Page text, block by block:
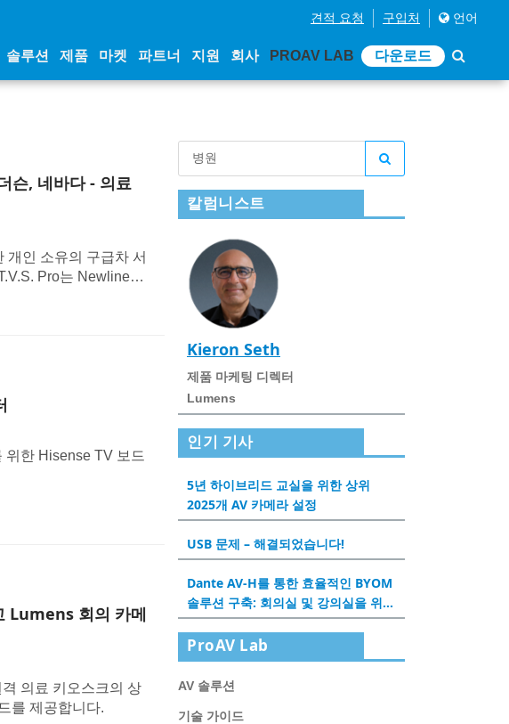
견적 요청 구입처 언어
솔루션 제품 마켓 파트너 지원 회사 PROAV LAB 다운로드
슨, 네바다 - 의료
개인 소유의 구급차 서
Pro는 Newline
라를 설치했습니다.
위한 Hisense TV 보드
Lumens 회의 카메
의료 키오스크의 상
를 제공합니다.
칼럼니스트
Kieron Seth
제품 마케팅 디렉터
Lumens
인기 기사
5년 하이브리드 교실을 위한 상위
2025개 AV 카메라 설정
USB 문제 – 해결되었습니다!
Dante AV-H를 통한 효율적인 BYOM
솔루션 구축: 회의실 및 강의실을 위한
새로운 경험
ProAV Lab
AV 솔루션
기술 가이드